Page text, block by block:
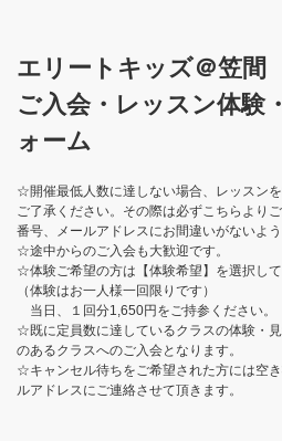
エリートキッズ＠笠間
ご入会・レッスン体験
ォーム
☆開催最低人数に達しない場合、レッスン
ご了承ください。その際は必ずこちらより
番号、メールアドレスにお間違いがないよう
☆途中からのご入会も大歓迎です。
☆体験ご希望の方は【体験希望】を選択して
（体験はお一人様一回限りです）
当日、１回分1,650円をご持参ください。
☆既に定員数に達しているクラスの体験・
のあるクラスへのご入会となります。
☆キャンセル待ちをご希望された方には空
ルアドレスにご連絡させて頂きます。